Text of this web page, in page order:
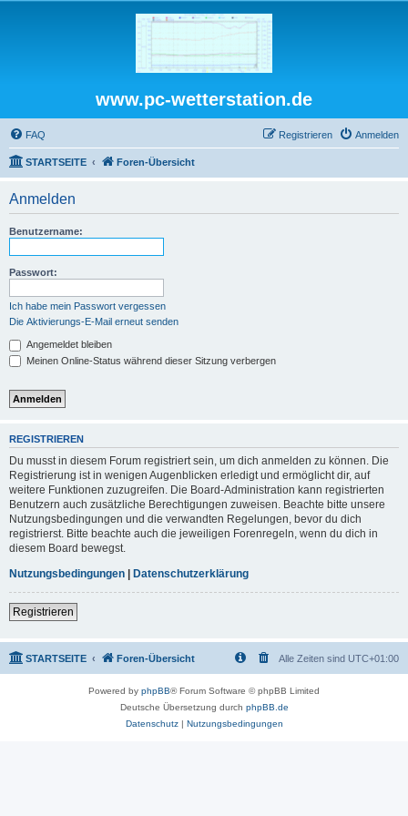
www.pc-wetterstation.de
FAQ Anmelden
Registrieren
STARTSEITE Foren-Übersicht
Anmelden
Benutzername:
Passwort:
Ich habe mein Passwort vergessen
Die Aktivierungs-E-Mail erneut senden
Angemeldet bleiben
Meinen Online-Status während dieser Sitzung verbergen
REGISTRIEREN
Du musst in diesem Forum registriert sein, um dich anmelden zu können. Die
Registrierung ist in wenigen Augenblicken erledigt und ermöglicht dir, auf
weitere Funktionen zuzugreifen. Die Board-Administration kann registrierten
Benutzern auch zusätzliche Berechtigungen zuweisen. Beachte bitte unsere
Nutzungsbedingungen und die verwandten Regelungen, bevor du dich
registrierst. Bitte beachte auch die jeweiligen Forenregeln, wenn du dich in
diesem Board bewegst.
Nutzungsbedingungen | Datenschutzerklärung
Registrieren
STARTSEITE Foren-Übersicht Alle Zeiten sind UTC+01:00
Powered by phpBB® Forum Software © phpBB Limited
Deutsche Übersetzung durch phpBB.de
Datenschutz| Nutzungsbedingungen